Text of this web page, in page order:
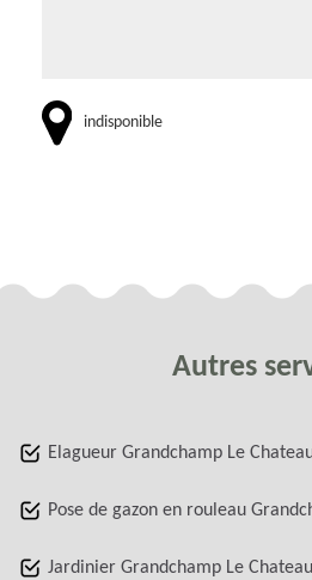
indisponible
Autres
Elagueur Grandchamp Le
Pose de gazon en rouleau
Jardinier Grandchamp Le Chateau